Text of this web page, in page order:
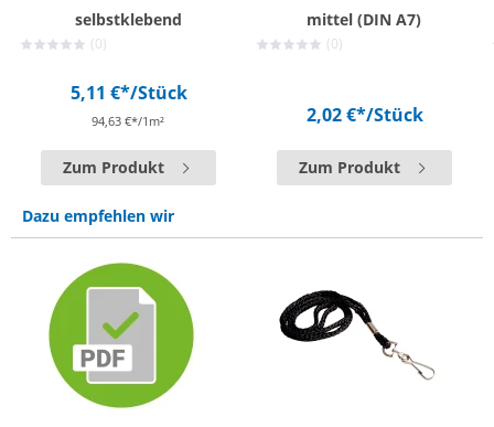
selbstklebend
(0)
5,11 €*/Stück
94,63 €*/1m²
Zum Produkt
mittel (DIN A7)
(0)
2,02 €*/Stück
Zum Produkt
Dazu empfehlen wir